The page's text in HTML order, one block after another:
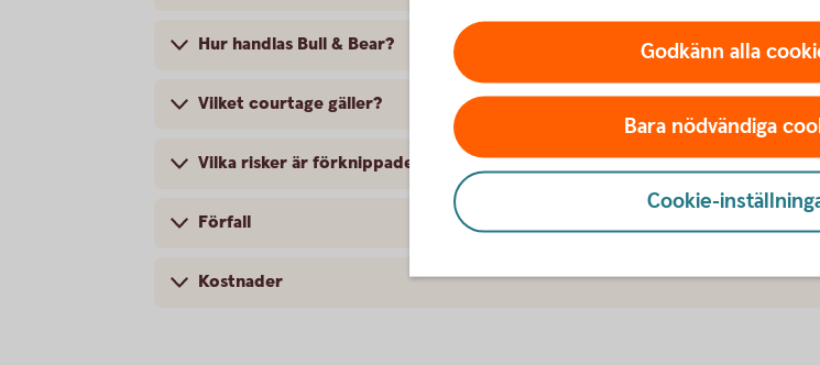
Hur handlas Bull & Bear?
Vilket courtage gäller?
Vilka risker är förknippade med Bull & Bear?
Förfall
Kostnader
Godkänn alla
Bara nödvändiga
Cookie-